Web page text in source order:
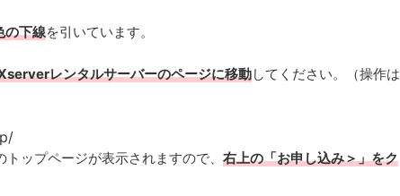
の下線を引いています。
レンタルサーバーのページに移動してください。（操作は
ップページが表示されますので、 右上の「お申し込み＞」をク